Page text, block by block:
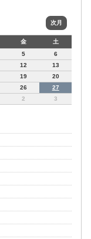
次月
金
土
5
6
12
13
19
20
26
27
2 3